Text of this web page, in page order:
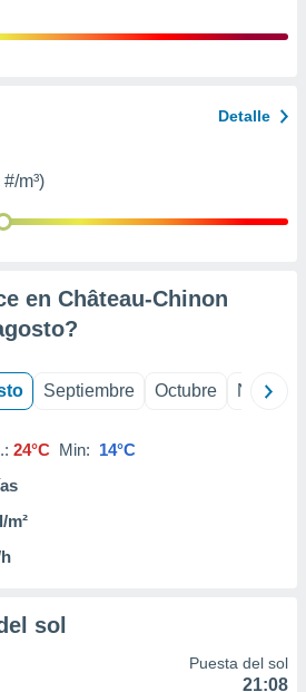
Detalle
m³)
en Château-Chinon
?
Septiembre Octubre
24°C Min: 14°C
m²
sol
Puesta del sol
21:08